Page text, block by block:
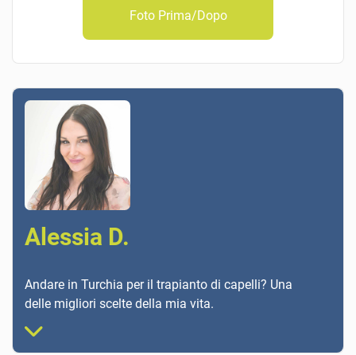
Foto Prima/Dopo
Alessia D.
Andare in Turchia per il trapianto di capelli? Una
delle migliori scelte della mia vita.